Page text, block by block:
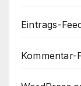
Eintrags-
Kommentar-